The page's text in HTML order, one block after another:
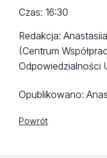
Czas: 16:30
Redakcja:
(Centrum
Odpowiedzialności
Opublikowano:
Powrót